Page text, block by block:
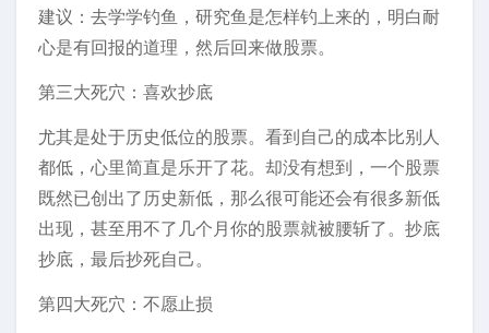
建议：去学学钓鱼，研究鱼是怎样钓上来的，明白耐
心是有回报的道理，然后回来做股票。
第三大死穴：喜欢抄底
尤其是处于历史低位的股票。看到自己的成本比别人
都低，心里简直是乐开了花。却没有想到，一个股票
既然已创出了历史新低，那么很可能还会有很多新低
出现，甚至用不了几个月你的股票就被腰斩了。抄底
抄底，最后抄死自己。
第四大死穴：不愿止损